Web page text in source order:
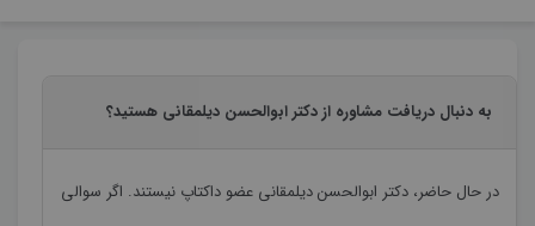
به دنبال دریافت مشاوره از دکتر ابوالحسن دیلمقانی هستید؟
در حال حاضر،دکتر ابوالحسن دیلمقانی عضو داکتاپ نیستند. اگر سوالی